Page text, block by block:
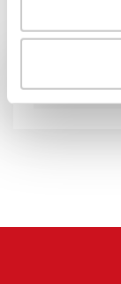
Geldt niet